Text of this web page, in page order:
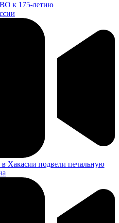
к 175-летию
в Хакасии подвели печальную